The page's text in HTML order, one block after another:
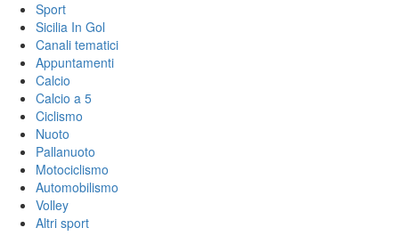
Sport
Sicilia In Gol
Canali tematici
Appuntamenti
Calcio
Calcio a 5
Ciclismo
Nuoto
Pallanuoto
Motociclismo
Automobilismo
Volley
Altri sport